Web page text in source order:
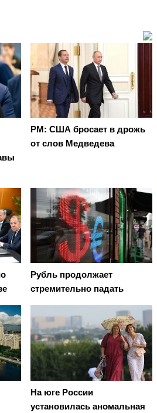
PM: США бросает в дрожь
от слов Медведева
Рубль продолжает
стремительно падать
На юге России
установилась аномальная